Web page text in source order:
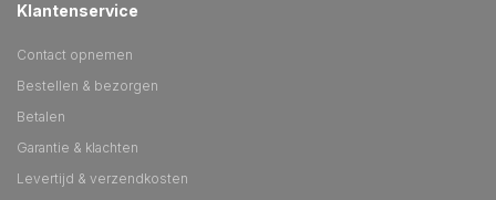
Klantenservice
Contact opnemen
Bestellen & bezorgen
Betalen
Garantie & klachten
Levertijd & verzendkosten